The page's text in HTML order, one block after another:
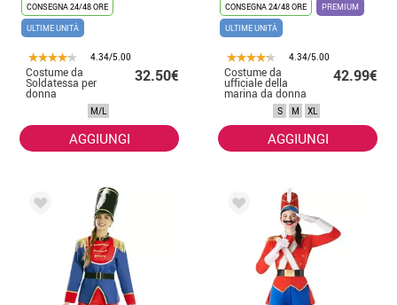
CONSEGNA 24/48 ORE
ULTIME UNITÀ
4.34/5.00
Costume da
Soldatessa per
donna
32.50€
M/L
AGGIUNGI
CONSEGNA 24/48 ORE
PREMIUM
ULTIME UNITÀ
4.34/5.00
Costume da
ufficiale della
marina da donna
di colore nero
42.99€
S M XL
AGGIUNGI